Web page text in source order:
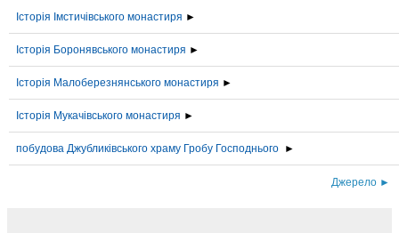
Історія Імстичівського монастиря ►
Історія Боронявського монастиря ►
Історія Малоберезнянського монастиря ►
Історія Мукачівського монастиря ►
побудова Джубликівського храму Гробу Господнього ►
Джерело ►